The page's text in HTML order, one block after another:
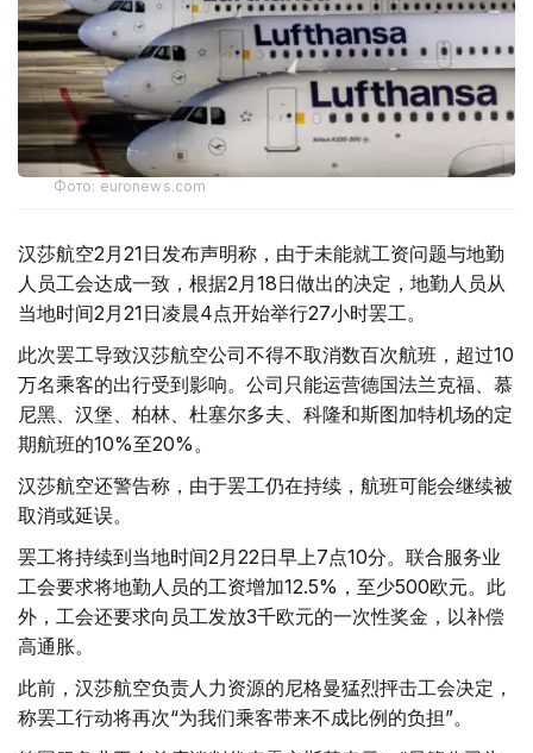
Фото: euronews.com
汉莎航空2月21日发布声明称，由于未能就工资问题与地勤
人员工会达成一致，根据2月18日做出的决定，地勤人员从
当地时间2月21日凌晨4点开始举行27小时罢工。
此次罢工导致汉莎航空公司不得不取消数百次航班，超过10
万名乘客的出行受到影响。公司只能运营德国法兰克福、慕
尼黑、汉堡、柏林、杜塞尔多夫、科隆和斯图加特机场的定
期航班的10%至20%。
汉莎航空还警告称，由于罢工仍在持续，航班可能会继续被
取消或延误。
罢工将持续到当地时间2月22日早上7点10分。联合服务业
工会要求将地勤人员的工资增加12.5%，至少500欧元。此
外，工会还要求向员工发放3千欧元的一次性奖金，以补偿
高通胀。
此前，汉莎航空负责人力资源的尼格曼猛烈抨击工会决定，
称罢工行动将再次“为我们乘客带来不成比例的负担”。